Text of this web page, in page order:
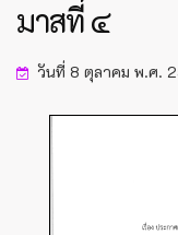
มาสที่ ๔
วันที่ 8 ตุลาคม พ.ศ.